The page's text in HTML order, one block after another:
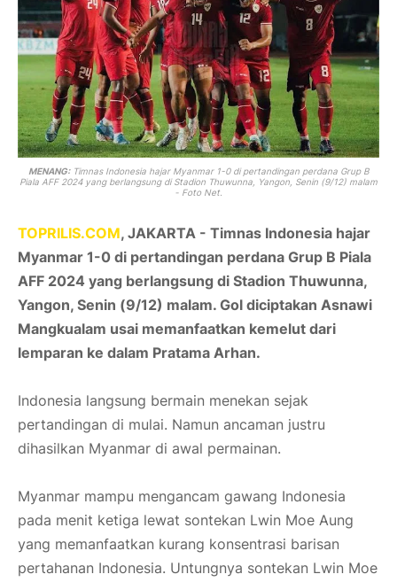
MENANG: Timnas Indonesia hajar Myanmar 1-0 di pertandingan perdana Grup B
Piala AFF 2024 yang berlangsung di Stadion Thuwunna, Yangon, Senin (9/12) malam
- Foto Net.
TOPRILIS.COM, JAKARTA - Timnas Indonesia hajar
Myanmar 1-0 di pertandingan perdana Grup B Piala
AFF 2024 yang berlangsung di Stadion Thuwunna,
Yangon, Senin (9/12) malam. Gol diciptakan Asnawi
Mangkualam usai memanfaatkan kemelut dari
lemparan ke dalam Pratama Arhan.
Indonesia langsung bermain menekan sejak
pertandingan di mulai. Namun ancaman justru
dihasilkan Myanmar di awal permainan.
Myanmar mampu mengancam gawang Indonesia
pada menit ketiga lewat sontekan Lwin Moe Aung
yang memanfaatkan kurang konsentrasi barisan
pertahanan Indonesia. Untungnya sontekan Lwin Moe